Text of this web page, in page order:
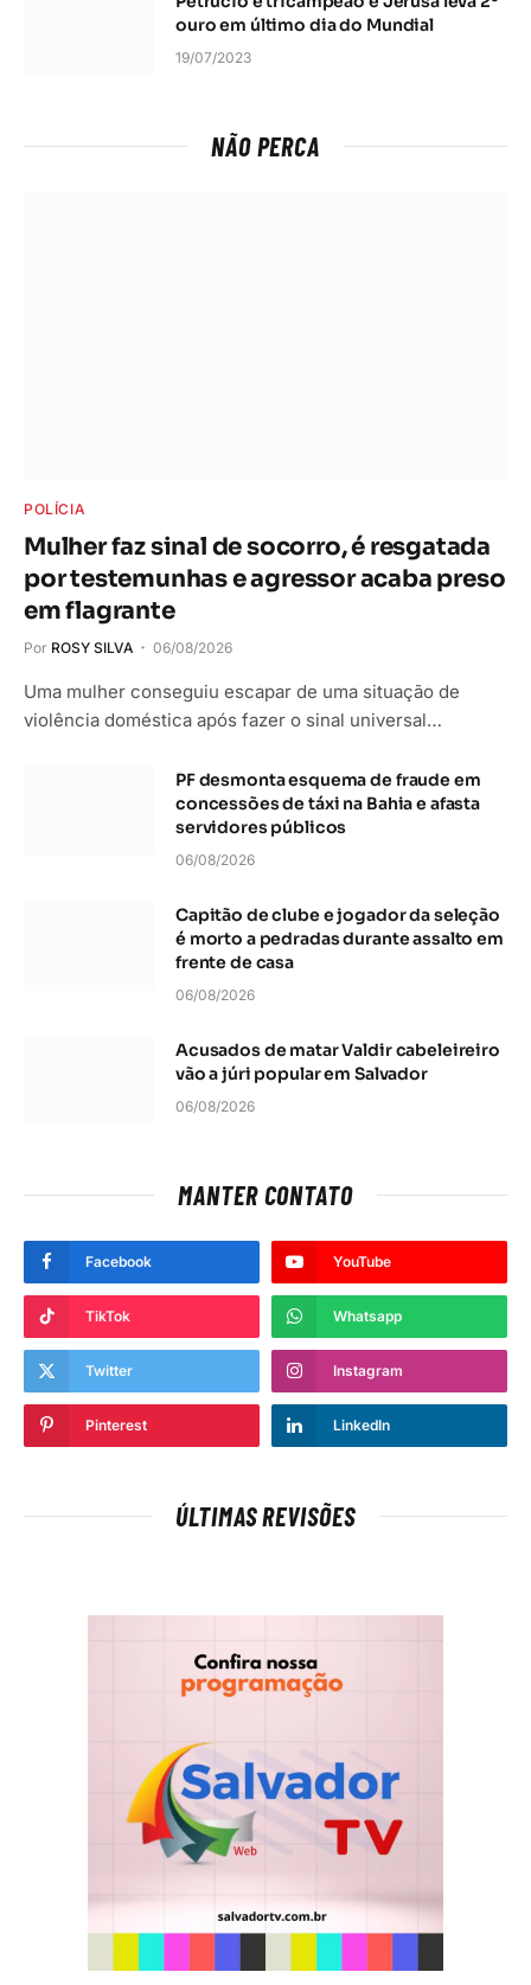
ouro em último dia do Mundial
19/07/2023
NÃO PERCA
POLÍCIA
Mulher faz sinal de socorro, é resgatada
por testemunhas e agressor acaba preso
em flagrante
Por ROSY SILVA 06/08/2026
Uma mulher conseguiu escapar de uma situação de
violência doméstica após fazer o sinal universal…
PF desmonta esquema de fraude em
concessões de táxi na Bahia e afasta
servidores públicos
06/08/2026
Capitão de clube e jogador da seleção
é morto a pedradas durante assalto em
frente de casa
06/08/2026
Acusados de matar Valdir cabeleireiro
vão a júri popular em Salvador
06/08/2026
MANTER CONTATO
Facebook YouTube
TikTok Whatsapp
Twitter Instagram
Pinterest LinkedIn
ÚLTIMAS REVISÕES